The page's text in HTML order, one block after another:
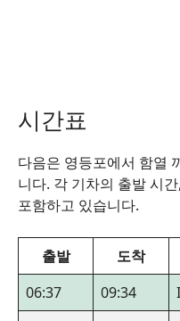
시간표
다음은 영등포에서 함열
니다. 각 기차의 출발 시
포함하고 있습니다.
출발 도착
06:37
09:34